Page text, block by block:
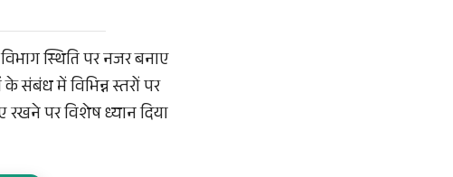
स्थिति पर नजर बनाए
के संबंध में विभिन्न स्तरों पर
रखने पर विशेष ध्यान दिया